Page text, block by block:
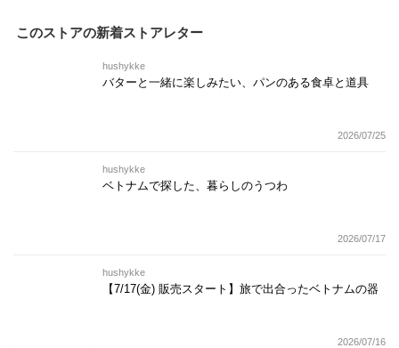
このストアの新着ストアレター
hushykke
バターと一緒に楽しみたい、パンのある食卓と道具
2026/07/25
hushykke
ベトナムで探した、暮らしのうつわ
2026/07/17
hushykke
【7/17(金) 販売スタート】旅で出合ったベトナムの器
2026/07/16